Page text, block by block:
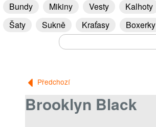
Bundy Mikiny Vesty Kalhoty
Šaty
Sukně Kraťasy Boxerky
Předchozí
Brooklyn Black